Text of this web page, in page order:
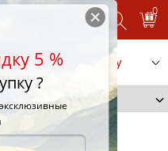
0
Заказать услугу
5 %
?